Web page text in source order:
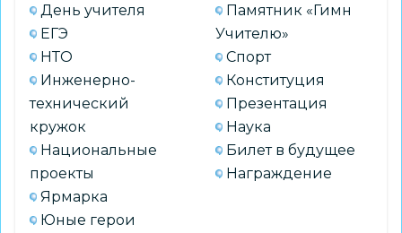
День учителя
ЕГЭ
НТО
Инженерно-
технический
кружок
Национальные
проекты
Ярмарка
Юные герои
Памятник «Гимн
Учителю»
Спорт
Конституция
Презентация
Наука
Билет в будущее
Награждение